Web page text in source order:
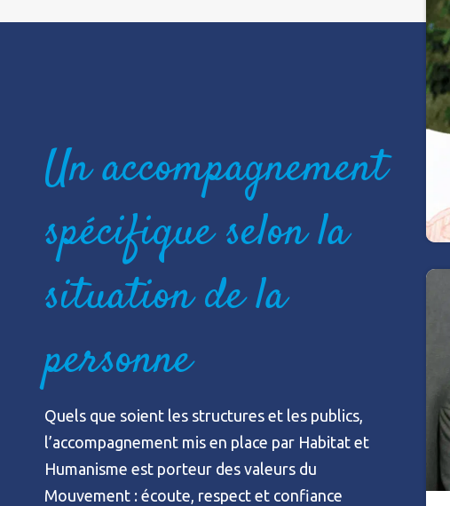
Un accompagnement
spécifique selon la
situation de la
personne
Quels que soient les structures et les publics,
l’accompagnement mis en place par Habitat et
Humanisme est porteur des valeurs du
Mouvement : écoute, respect et confiance